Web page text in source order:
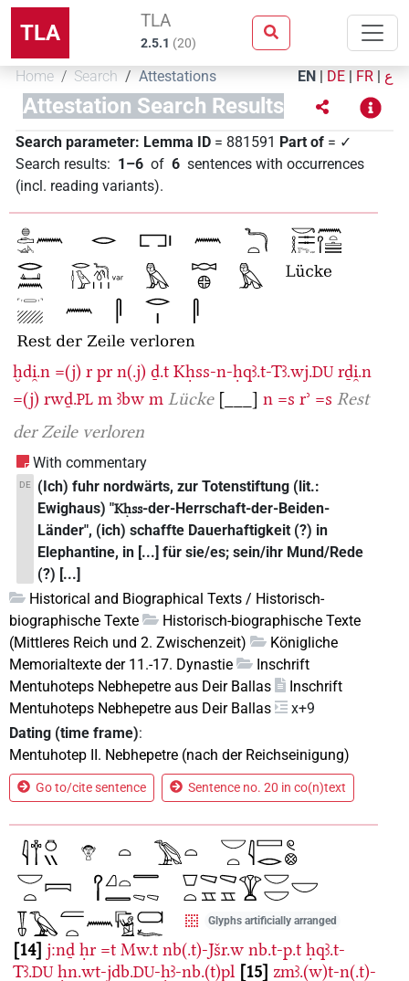
TLA TLA
2.5.1 (20)
Home Search Attestations EN | DE | FR | ع
Attestation Search Results
Search parameter: Lemma ID = 881591 Part of = ✓
Search results: 1–6 of 6 sentences with occurrences
(incl. reading variants).
ḫdi̯.n =(j) r pr n(.j) ḏ.t Kḥss-n-ḥqꜣ.t-Tꜣ.wj.DU rḏi̯.n
=(j) rwḏ.PL m ꜣbw m Lücke [___] n =s rʾ =s Rest
der Zeile verloren
With commentary
DE
(Ich) fuhr nordwärts, zur Totenstiftung (lit.:
Ewighaus) "Kḥss-der-Herrschaft-der-Beiden-
Länder", (ich) schaffte Dauerhaftigkeit (?) in
Elephantine, in [...] für sie/es; sein/ihr Mund/Rede
(?) [...]
Historical and Biographical Texts / Historisch-
biographische Texte
Historisch-biographische Texte
(Mittleres Reich und 2. Zwischenzeit)
Königliche
Memorialtexte der 11.-17. Dynastie
Inschrift
Mentuhoteps Nebhepetre aus Deir Ballas
Inschrift
Mentuhoteps Nebhepetre aus Deir Ballas
x+9
Dating (time frame):
Mentuhotep II. Nebhepetre (nach der Reichseinigung)
Go to/cite sentence Sentence no. 20 in co(n)text
Glyphs artificially arranged
14 j:nḏ ḥr =t Mw.t nb(.t)-Jšr.w nb.t-p.t ḥqꜣ.t-
Tꜣ.DU ḥn.wt-jdb.DU-ḥꜣ-nb.(t)pl 15 zmꜣ.(w)t-n(.t)-